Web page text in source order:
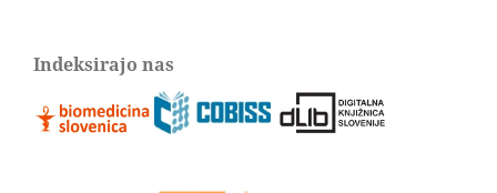
Indeksirajo nas